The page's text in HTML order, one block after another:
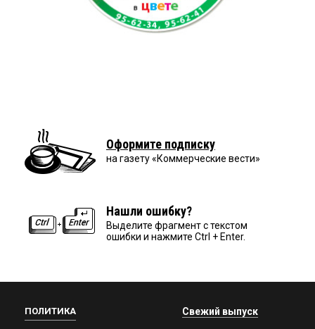
Оформите подписку
на газету «Коммерческие вести»
Нашли ошибку?
Выделите фрагмент с текстом
ошибки и нажмите Ctrl + Enter.
ПОЛИТИКА Свежий выпуск